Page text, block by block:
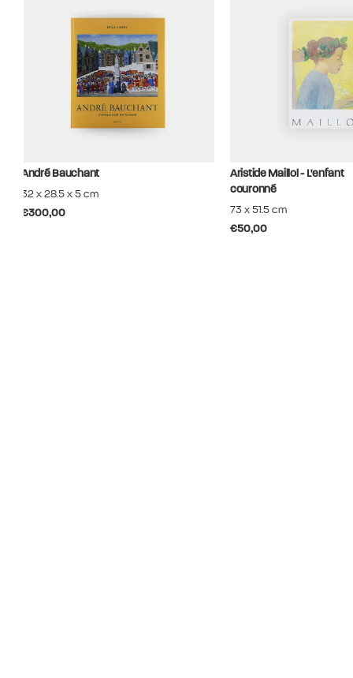
André Bauchant
32 x 28.5 x 5 cm
€300,00
Aristide Maillol - L'enfant
couronné
73 x 51.5 cm
€50,00